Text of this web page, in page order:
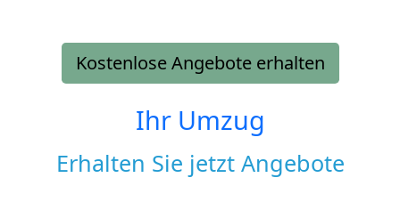
Kostenlose Angebote erhalten
Ihr Umzug
Erhalten Sie jetzt Angebote